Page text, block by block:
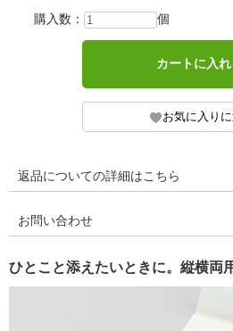
購入数： 個
返品についての詳細はこちら
お問い合わせ
ひとこと添えたいときに。縦横両